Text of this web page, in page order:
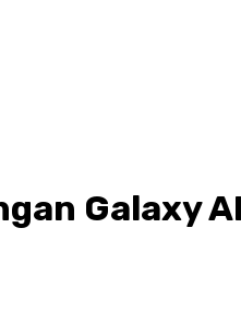
Galaxy